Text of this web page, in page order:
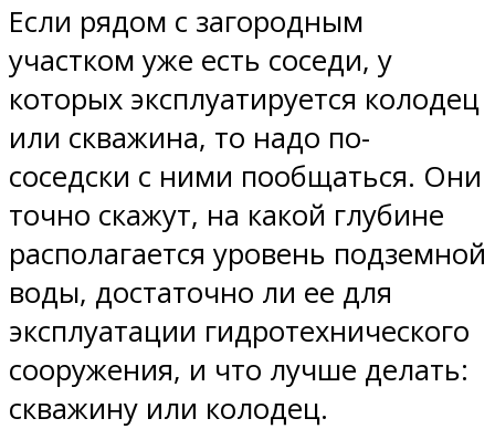
Если рядом с загородным
участком уже есть соседи, у
которых эксплуатируется колодец
или скважина, то надо по-
соседски с ними пообщаться. Они
точно скажут, на какой глубине
располагается уровень подземной
воды, достаточно ли ее для
эксплуатации гидротехнического
сооружения, и что лучше делать:
скважину или колодец.